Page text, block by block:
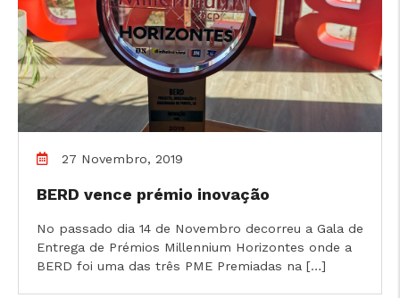
27 Novembro, 2019
BERD vence prémio inovação
No passado dia 14 de Novembro decorreu a Gala de
Entrega de Prémios Millennium Horizontes onde a
BERD foi uma das três PME Premiadas na […]